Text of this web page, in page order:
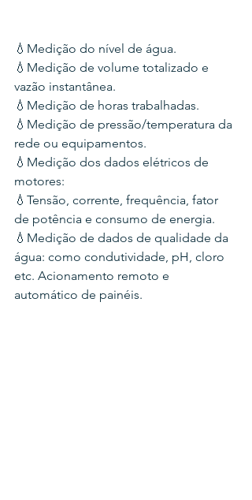
💧Medição do nível de água.
💧Medição de volume totalizado e
vazão instantânea.
💧Medição de horas trabalhadas.
💧Medição de pressão/temperatura da
rede ou equipamentos.
💧Medição dos dados elétricos de
motores:
💧Tensão, corrente, frequência, fator
de potência e consumo de energia.
💧Medição de dados de qualidade da
água: como condutividade, pH, cloro
etc. Acionamento remoto e
automático de painéis.